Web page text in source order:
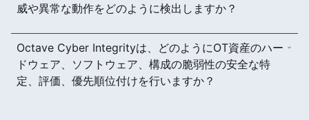
威や異常な動作をどのように検出しますか？
Octave Cyber Integrityは、どのようにOT資産のハー
ドウェア、ソフトウェア、構成の脆弱性の安全な特
定、評価、優先順位付けを行いますか？